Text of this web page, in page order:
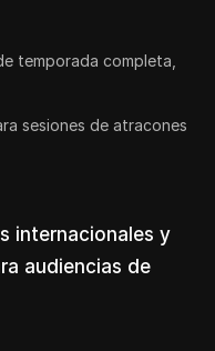
temporada completa,
sesiones de atracones
internacionales y
audiencias de